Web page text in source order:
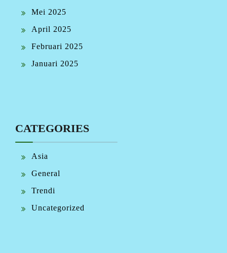
Mei 2025
April 2025
Februari 2025
Januari 2025
CATEGORIES
Asia
General
Trendi
Uncategorized